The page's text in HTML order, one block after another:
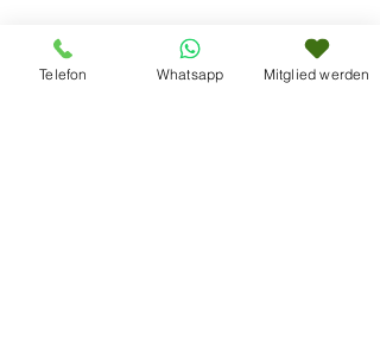
Telefon Whatsapp Mitglied werden